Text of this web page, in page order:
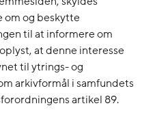
om og beskytte
til at informere om
at denne interesse
til ytrings- og
arkivformål i samfundets
artikel 89.